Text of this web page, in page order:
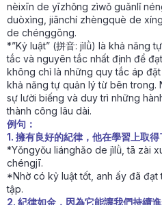
nèixīn de yīzhǒng zìwǒ guǎnlǐ
duòxìng, jiānchí zhèngquè de
de chénggōng.
*”Kỷ luật” (拼音: jìlǜ) là khả năng
tắc và nguyên tắc nhất định để
không chỉ là những quy tắc áp
khả năng tự quản lý từ bên trong.
sự lười biếng và duy trì những
thành công lâu dài.
例句：
1. 擁有良好的紀律，他在學習上取得
*Yǒngyǒu liánghǎo de jìlǜ, tā zài
chéngjī.
*Nhờ có kỷ luật tốt, anh ấy đã đạt
tập.
2. 紀律如金，因為它能讓我們持續進